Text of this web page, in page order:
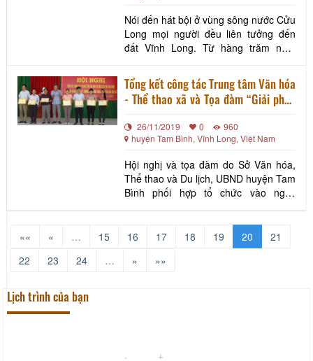
Nói đến hát bội ở vùng sông nước Cửu
Long mọi người đều liên tưởng đến
đất Vĩnh Long. Từ hàng trăm năm
khắp sông nước miệt vườn đến đình,
miếu hát bội cho người dân xem. Hát
bội Vĩnh Long đã từng đi Mỹ biểu diễn
Vĩnh Long đang đư
Tổng kết công tác Trung tâm Văn hóa
- Thể thao xã và Tọa đàm “Giải pháp
tâm Văn hóa - Thể thao cấp xã”
26/11/2019 0
960
huyện Tam Bình, Vĩnh Long, Việt Nam
Hội nghị và tọa đàm do Sở Văn hóa,
Thể thao và Du lịch, UBND huyện Tam
Bình phối hợp tổ chức vào ngày
tâm Văn hóa Thể thao (VHTT) xã trên
địa bàn tỉnh ngày càng phát huy, thực
hiện tốt công tác tuyên truyền, phục
«« « … 15 16 17 18 19 20
21
22
23 24 … » »»
Lịch trình của bạn